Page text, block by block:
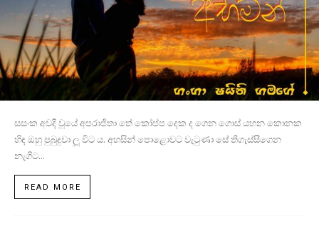
සසංක අවදි වූයේ අපරාජිතා තේ කෝප්ප දෙක ද ගෙන ගොස් යහන කොනක
හිඳ ඔහු පුබුදුවා ලූ විට ය. අහසින් පොළොවට වැටුණා සේ තිගැස්සීගෙන
නැගිට...
READ MORE